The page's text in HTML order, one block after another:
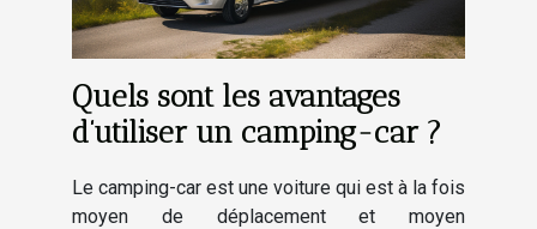
Quels sont les avantages
d’utiliser un camping-car ?
Le camping-car est une voiture qui est à la fois
moyen de déplacement et moyen